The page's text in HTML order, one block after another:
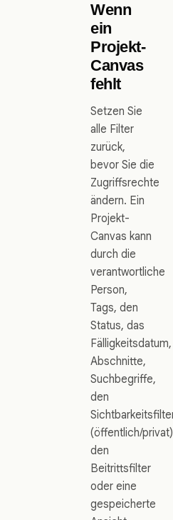
Wenn
ein
Projekt-
Canvas
fehlt
Setzen Sie
alle Filter
zurück,
bevor Sie die
Zugriffsrechte
ändern. Ein
Projekt-
Canvas kann
durch die
verantwortliche
Person,
Tags, den
Status, das
Fälligkeitsdatum,
Abschnitte,
Suchbegriffe,
den
(öffentlich/
den
Beitrittsfilter
oder eine
gespeicherte